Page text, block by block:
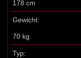
178 cm
Gewicht:
70 kg
Typ: